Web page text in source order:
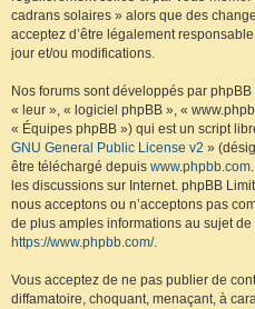
cadrans solaires » alors que des
acceptez d’être légalement
jour et/ou modifications.
Nos forums sont développés par
« leur », « logiciel phpBB », «
« Équipes phpBB ») qui est un script
GNU General Public License v2 »
être téléchargé depuis www.phpbb.com
les discussions sur Internet. phpBB
nous acceptons ou n’acceptons pas
de plus amples informations au sujet
https://www.phpbb.com/.
Vous acceptez de ne pas publier de
diffamatoire, choquant, menaçant, à